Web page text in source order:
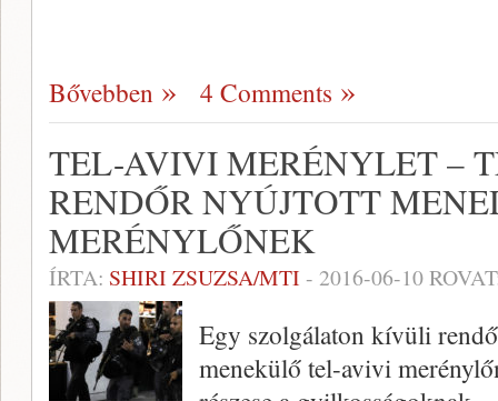
Bővebben 4 Comments
TEL-AVIVI MERÉNYLET –
RENDŐR NYÚJTOTT
MERÉNYLŐNEK
ÍRTA: SHIRI ZSUZSA/MTI - 2016-06-10
Egy szolgálaton kívüli
menekülő tel-avivi